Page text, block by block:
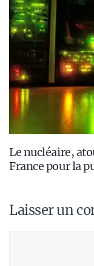
Le nucléaire,
France pour la
Laisser un